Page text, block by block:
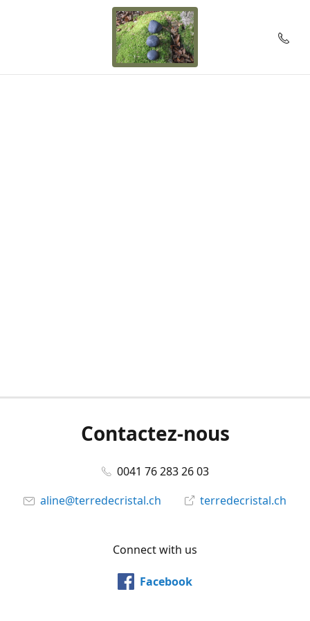
Contactez-nous
0041 76 283 26 03
aline@terredecristal.ch
terredecristal.ch
Connect with us
Facebook